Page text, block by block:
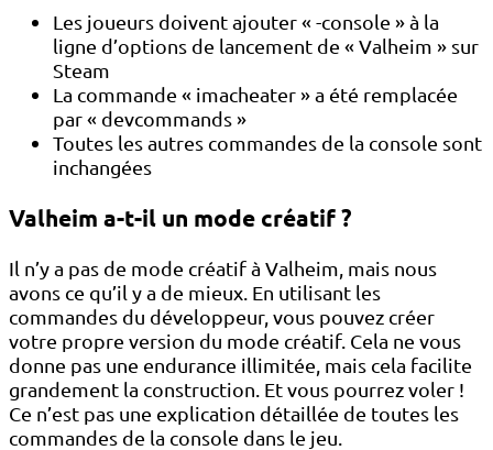
Les joueurs doivent ajouter « -console » à la
ligne d’options de lancement de « Valheim » sur
Steam
La commande « imacheater » a été remplacée
par « devcommands »
Toutes les autres commandes de la console sont
inchangées
Valheim a-t-il un mode créatif ?
Il n’y a pas de mode créatif à Valheim, mais nous
avons ce qu’il y a de mieux. En utilisant les
commandes du développeur, vous pouvez créer
votre propre version du mode créatif. Cela ne vous
donne pas une endurance illimitée, mais cela facilite
grandement la construction. Et vous pourrez voler !
Ce n’est pas une explication détaillée de toutes les
commandes de la console dans le jeu.